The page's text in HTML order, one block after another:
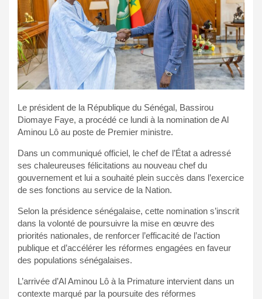
Le président de la République du Sénégal, Bassirou
Diomaye Faye, a procédé ce lundi à la nomination de Al
Aminou Lô au poste de Premier ministre.
Dans un communiqué officiel, le chef de l’État a adressé
ses chaleureuses félicitations au nouveau chef du
gouvernement et lui a souhaité plein succès dans l’exercice
de ses fonctions au service de la Nation.
Selon la présidence sénégalaise, cette nomination s’inscrit
dans la volonté de poursuivre la mise en œuvre des
priorités nationales, de renforcer l’efficacité de l’action
publique et d’accélérer les réformes engagées en faveur
des populations sénégalaises.
L’arrivée d’Al Aminou Lô à la Primature intervient dans un
contexte marqué par la poursuite des réformes